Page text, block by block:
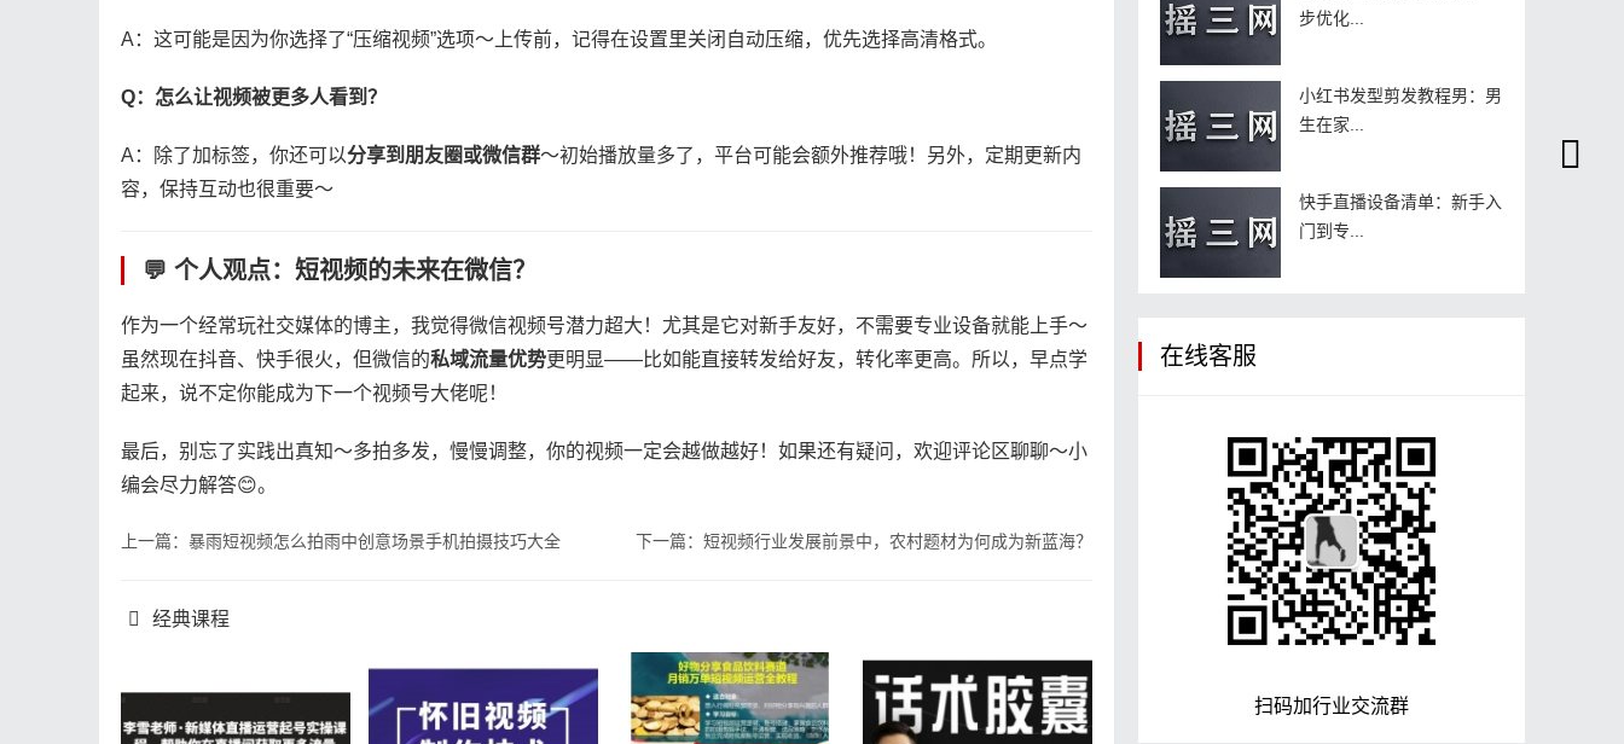
A：这可能是因为你选择了“压缩视频”选项～上传前，记得在设置里关闭自动压缩，优先选择高清格式。
​Q：怎么让视频被更多人看到？​
A：除了加标签，你还可以​​分享到朋友圈或微信群​​～初始播放量多了，平台可能会额外推荐哦！另外，定期更新内
容，保持互动也很重要～
💬 个人观点：短视频的未来在微信？
作为一个经常玩社交媒体的博主，我觉得微信视频号潜力超大！尤其是它对新手友好，不需要专业设备就能上手～
虽然现在抖音、快手很火，但微信的​​私域流量优势​​更明显——比如能直接转发给好友，转化率更高。所以，早点学
起来，说不定你能成为下一个视频号大佬呢！
最后，别忘了实践出真知～多拍多发，慢慢调整，你的视频一定会越做越好！如果还有疑问，欢迎评论区聊聊～小
编会尽力解答😊。
上一篇：暴雨短视频怎么拍雨中创意场景手机拍摄技巧大全 下一篇：短视频行业发展前景中，农村题材为何成为新蓝海？
经典课程
步优化...
小红书发型剪发教程男：男
生在家...
快手直播设备清单：新手入
门到专...
在线客服
扫码加行业交流群